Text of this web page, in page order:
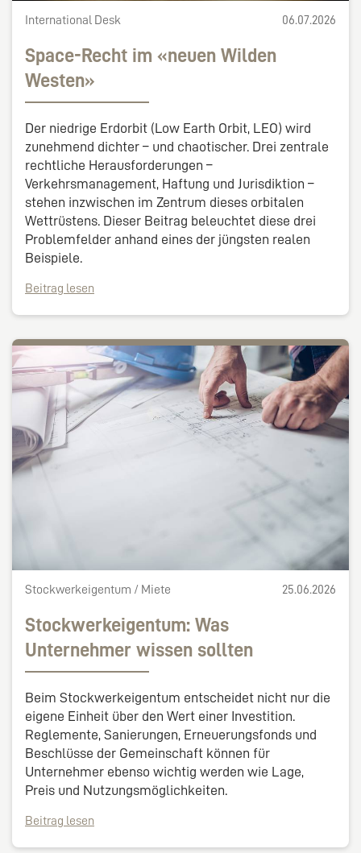
International Desk 06.07.2026
Space-Recht im «neuen Wilden
Westen»
Der niedrige Erdorbit (Low Earth Orbit, LEO) wird
zunehmend dichter – und chaotischer. Drei zentrale
rechtliche Herausforderungen –
Verkehrsmanagement, Haftung und Jurisdiktion –
stehen inzwischen im Zentrum dieses orbitalen
Wettrüstens. Dieser Beitrag beleuchtet diese drei
Problemfelder anhand eines der jüngsten realen
Beispiele.
Beitrag lesen
Stockwerkeigentum / Miete 25.06.2026
Stockwerkeigentum: Was
Unternehmer wissen sollten
Beim Stockwerkeigentum entscheidet nicht nur die
eigene Einheit über den Wert einer Investition.
Reglemente, Sanierungen, Erneuerungsfonds und
Beschlüsse der Gemeinschaft können für
Unternehmer ebenso wichtig werden wie Lage,
Preis und Nutzungsmöglichkeiten.
Beitrag lesen